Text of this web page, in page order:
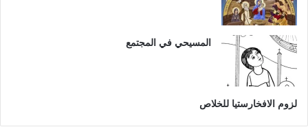
المسيحي في المجتمع
لزوم الافخارستيا للخلاص